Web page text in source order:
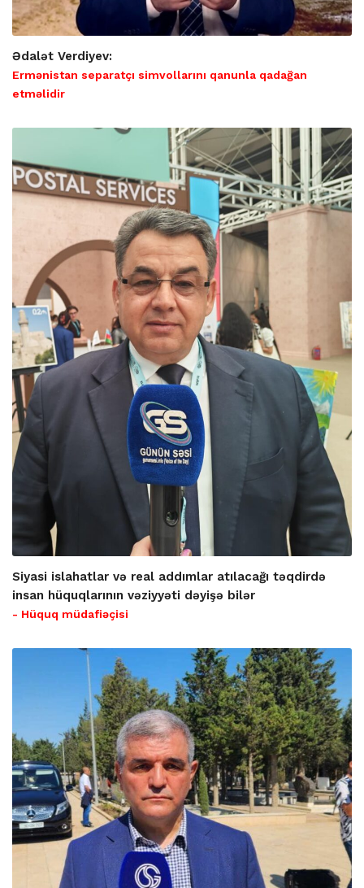
Ədalət Verdiyev:
Ermənistan separatçı simvollarını qanunla qadağan
etməlidir
Siyasi islahatlar və real addımlar atılacağı təqdirdə
insan hüquqlarının vəziyyəti dəyişə bilər
- Hüquq müdafiəçisi